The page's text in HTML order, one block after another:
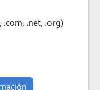
.com, .net, .org)